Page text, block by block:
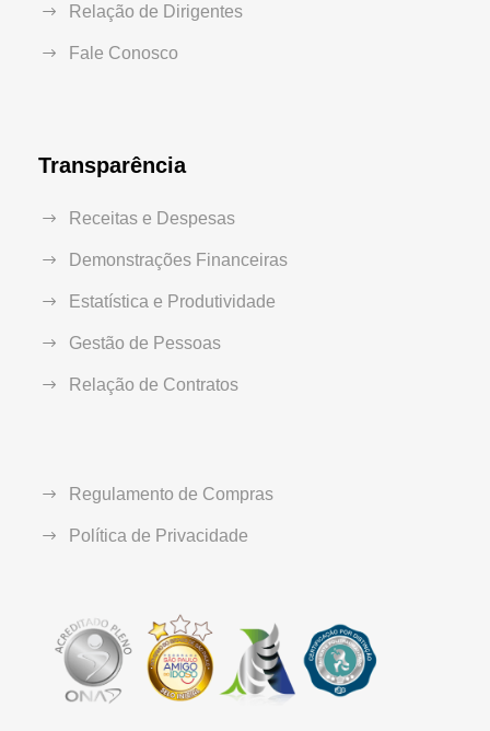
Relação de Dirigentes
Fale Conosco
Transparência
Receitas e Despesas
Demonstrações Financeiras
Estatística e Produtividade
Gestão de Pessoas
Relação de Contratos
Regulamento de Compras
Política de Privacidade